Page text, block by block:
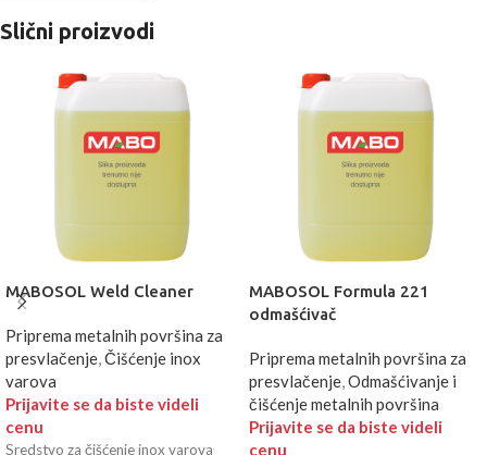
Slični proizvodi
MABOSOL Weld Cleaner
Priprema metalnih površina za
presvlačenje,Čišćenje inox
varova
Prijavite se da biste videli
cenu
Sredstvo za čišćenje inox varova
MABOSOL Formula 221
odmašćivač
Priprema metalnih površina za
presvlačenje,Odmašćivanje i
čišćenje metalnih površina
Prijavite se da biste videli
cenu